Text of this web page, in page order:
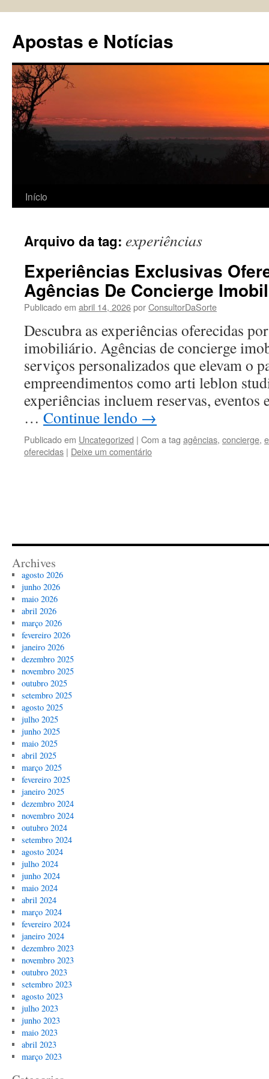
conteúdo
Apostas e Notícias
Início
Arquivo da tag: experiências
Experiências Exclusivas
Agências De Concierge
Publicado em abril 14, 2026porConsultorDaSorte
Descubra as experiências oferecidas
imobiliário. Agências de concierge
serviços personalizados que elevam o
empreendimentos como arti leblon
experiências incluem reservas, eventos
… Continue lendo →
Publicado em Uncategorized | Com a tag agências, concierge,
oferecidas | Deixe um comentário
Archives
agosto 2026
junho 2026
maio 2026
abril 2026
março 2026
fevereiro 2026
janeiro 2026
dezembro 2025
novembro 2025
outubro 2025
setembro 2025
agosto 2025
julho 2025
junho 2025
maio 2025
abril 2025
março 2025
fevereiro 2025
janeiro 2025
dezembro 2024
novembro 2024
outubro 2024
setembro 2024
agosto 2024
julho 2024
junho 2024
maio 2024
abril 2024
março 2024
fevereiro 2024
janeiro 2024
dezembro 2023
novembro 2023
outubro 2023
setembro 2023
agosto 2023
julho 2023
junho 2023
maio 2023
abril 2023
março 2023